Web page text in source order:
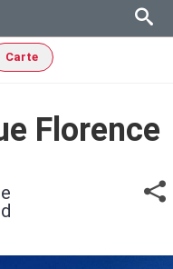
Carte
Florence